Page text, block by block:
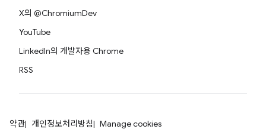
X의 @ChromiumDev
YouTube
LinkedIn의 개발자용 Chrome
RSS
약관 개인정보처리방침 Manage cookies